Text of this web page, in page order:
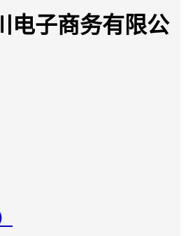
电子商务有限公